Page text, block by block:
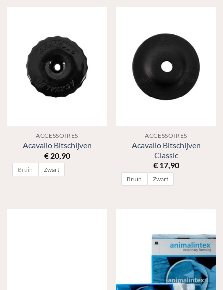
ACCESSOIRES
Acavallo Bitschijven
€20,90
Bruin Zwart
ACCESSOIRES
Acavallo Bitschijven
Classic
€17,90
Bruin Zwart